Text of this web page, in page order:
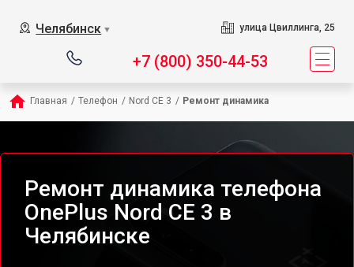
Челябинск ▼ улица Цвиллинга, 25
+7 (800) 350-44-53
Главная / Телефон / Nord CE 3 / Ремонт динамика
Ремонт динамика телефона
OnePlus Nord CE 3 в
Челябинске